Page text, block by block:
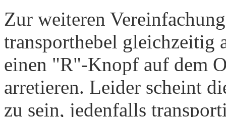
Zur weiteren
transporthebel gleichzeitig
einen "R"-Knopf auf dem
arretieren. Leider scheint
zu sein, jedenfalls